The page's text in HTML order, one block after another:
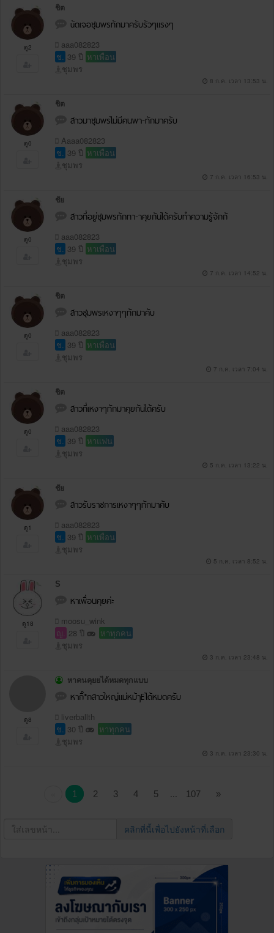
ดู2
ชิต
uัดเจอชุมพรทักมาครับรัวๆแรงๆ
aaa082823
ช. 39 ปี หาเพื่อน
ชุมพร
8 ก.ค. เวลา 13:53 น.
ดู0
ชิต
สาวมาชุมพรไม่มีคนพา-ทักมาครับ
Aaaa082823
ช. 39 ปี หาเพื่อน
ชุมพร
7 ก.ค. เวลา 16:53 น.
ดู0
ชัย
สาวที่อยู่ชุมพรทักทา-าคุยกันได้ครับทำความรู้จักกั
aaa082823
ช. 39 ปี หาเพื่อน
ชุมพร
7 ก.ค. เวลา 14:52 น.
ดู0
ชิต
สาวชุมพรเหงาๆๆทักมาคับ
aaa082823
ช. 39 ปี หาเพื่อน
ชุมพร
7 ก.ค. เวลา 7:04 น.
ดู0
ชิต
สาวที่เหงาๆทักมาคุยกันได้ครับ
aaa082823
ช. 39 ปี หาแฟน
ชุมพร
5 ก.ค. เวลา 13:22 น.
ดู1
ชัย
สาวรับราชการเหงาๆๆทักมาคับ
aaa082823
ช. 39 ปี หาเพื่อน
ชุมพร
5 ก.ค. เวลา 8:52 น.
ดู18
S
หาเพื่อนคุยค่ะ
moosu_wink
ญ. 28 ปี
หาทุกคน
ชุมพร
3 ก.ค. เวลา 23:48 น.
ดู8
หาคนคุยยได้หมดทุกแบบ
หากิ๊*กสาวใหญ่แม่หม้ๅEได้หมดครับ
liverballth
ช. 30 ปี
หาทุกคน
ชุมพร
3 ก.ค. เวลา 23:30 น.
1 2 3 4 5 107 »
คลิกที่นี้เพื่อไปยังหน้าที่เลือก